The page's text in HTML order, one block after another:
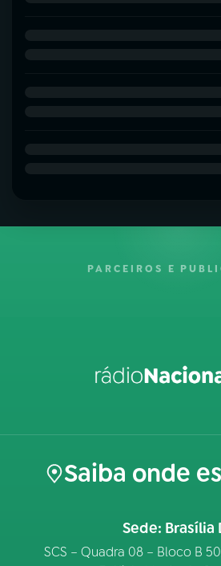
PARCEIROS E
Saiba onde
Sede: Brasília
SCS – Quadra 08 – Bloco B